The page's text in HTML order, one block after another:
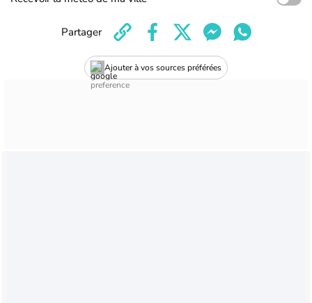
Ajouter à vos sources préférées
Partager